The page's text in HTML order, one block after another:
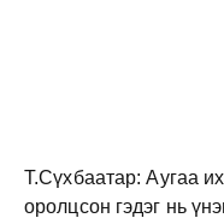
Т.Сүхбаатар: Аугаа
оролцсон гэдэг нь